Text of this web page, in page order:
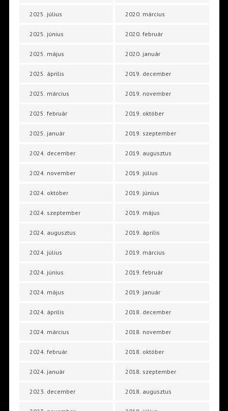
2025. július
2025. június
2025. május
2025. április
2025. március
2025. február
2025. január
2024. december
2024. november
2024. október
2024. szeptember
2024. augusztus
2024. július
2024. június
2024. május
2024. április
2024. március
2024. február
2024. január
2023. december
2020. március
2020. február
2020. január
2019. december
2019. november
2019. október
2019. szeptember
2019. augusztus
2019. július
2019. június
2019. május
2019. április
2019. március
2019. február
2019. január
2018. december
2018. november
2018. október
2018. szeptember
2018. augusztus